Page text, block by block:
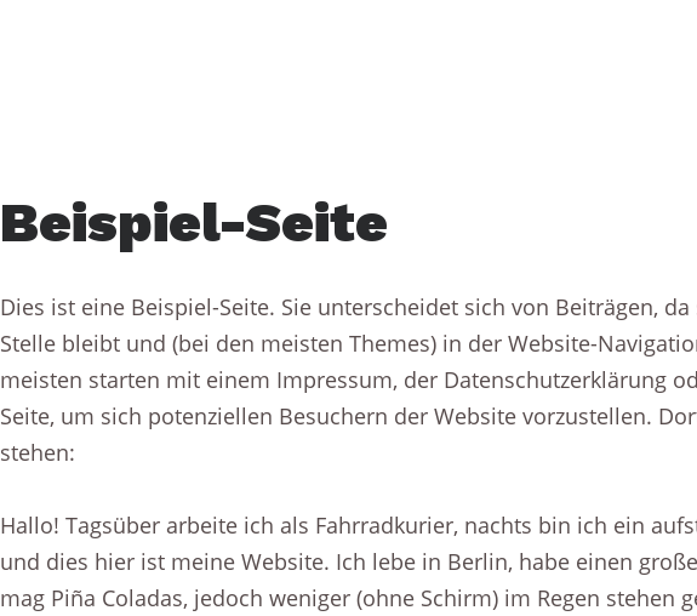
Beispiel-Seite
Dies ist eine Beispiel-Seite. Sie unterscheidet sich von Beiträgen,
Stelle bleibt und (bei den meisten Themes) in der Website-
meisten starten mit einem Impressum, der Datenschutzerklärung
Seite, um sich potenziellen Besuchern der Website vorzustellen.
stehen:
Hallo! Tagsüber arbeite ich als Fahrradkurier, nachts bin ich ein
und dies hier ist meine Website. Ich lebe in Berlin, habe einen
mag Piña Coladas, jedoch weniger (ohne Schirm) im Regen stehen